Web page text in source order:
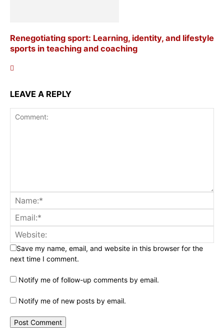
Renegotiating sport: Learning, identity, and lifestyle
sports in teaching and coaching
LEAVE A REPLY
Save my name, email, and website in this browser for the
next time I comment.
Notify me of follow-up comments by email.
Notify me of new posts by email.